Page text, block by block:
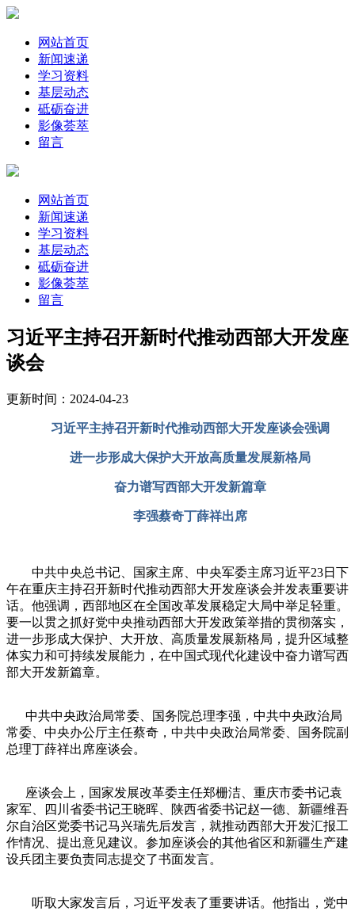
网站首页
新闻速递
学习资料
基层动态
砥砺奋进
影像荟萃
留言
网站首页
新闻速递
学习资料
基层动态
砥砺奋进
影像荟萃
留言
习近平主持召开新时代推动西部大开发座
谈会
更新时间：2024-04-23
习近平主持召开新时代推动西部大开发座谈会强调
进一步形成大保护大开放高质量发展新格局
奋力谱写西部大开发新篇章
李强蔡奇丁薛祥出席
中共中央总书记、国家主席、中央军委主席习近平23日下
午在重庆主持召开新时代推动西部大开发座谈会并发表重要讲
话。他强调，西部地区在全国改革发展稳定大局中举足轻重。
要一以贯之抓好党中央推动西部大开发政策举措的贯彻落实，
进一步形成大保护、大开放、高质量发展新格局，提升区域整
体实力和可持续发展能力，在中国式现代化建设中奋力谱写西
部大开发新篇章。
中共中央政治局常委、国务院总理李强，中共中央政治局
常委、中央办公厅主任蔡奇，中共中央政治局常委、国务院副
总理丁薛祥出席座谈会。
座谈会上，国家发展改革委主任郑栅洁、重庆市委书记袁
家军、四川省委书记王晓晖、陕西省委书记赵一德、新疆维吾
尔自治区党委书记马兴瑞先后发言，就推动西部大开发汇报工
作情况、提出意见建议。参加座谈会的其他省区和新疆生产建
设兵团主要负责同志提交了书面发言。
听取大家发言后，习近平发表了重要讲话。他指出，党中